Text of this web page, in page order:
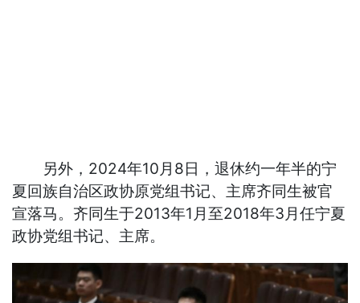
另外，2024年10月8日，退休约一年半的宁
夏回族自治区政协原党组书记、主席齐同生被官
宣落马。齐同生于2013年1月至2018年3月任宁夏
政协党组书记、主席。